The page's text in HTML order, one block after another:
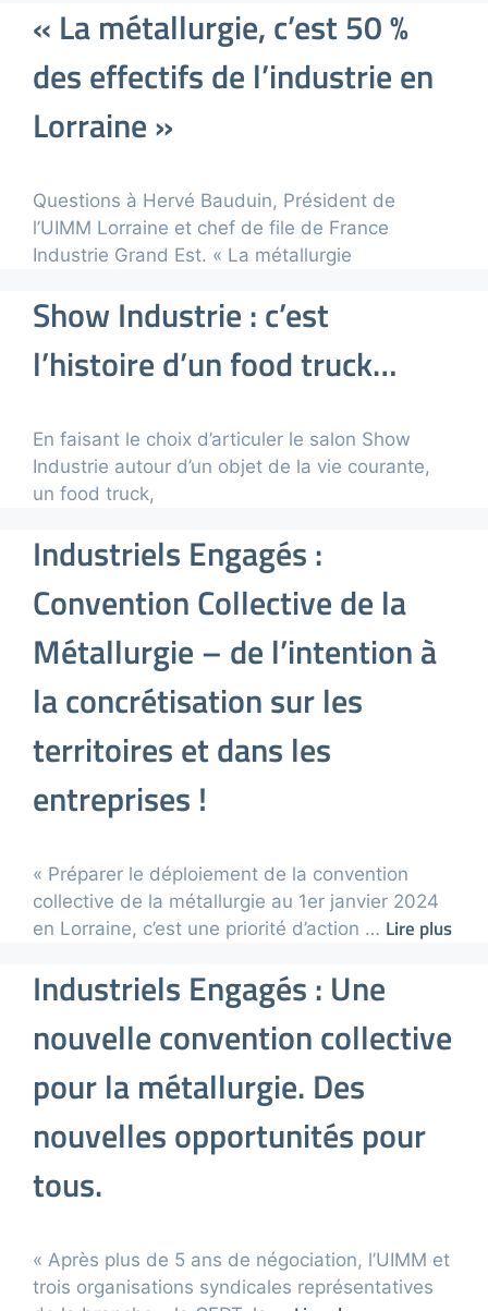
« La métallurgie, c’est 50 %
des effectifs de l’industrie en
Lorraine »
Questions à Hervé Bauduin, Président de
l’UIMM Lorraine et chef de file de France
Industrie Grand Est. « La métallurgie
Show Industrie : c’est
l’histoire d’un food truck…
En faisant le choix d’articuler le salon Show
Industrie autour d’un objet de la vie courante,
un food truck,
Industriels Engagés :
Convention Collective de la
Métallurgie – de l’intention à
la concrétisation sur les
territoires et dans les
entreprises !
« Préparer le déploiement de la convention
collective de la métallurgie au 1er janvier 2024
en Lorraine, c’est une priorité d’action … Lire plus
Industriels Engagés : Une
nouvelle convention collective
pour la métallurgie. Des
nouvelles opportunités pour
tous.
« Après plus de 5 ans de négociation, l’UIMM et
trois organisations syndicales représentatives